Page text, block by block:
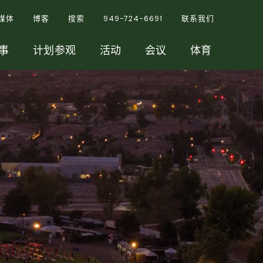
体 博客 搜索 949-724-6691 联系我们
计划参观 活动 会议 体育